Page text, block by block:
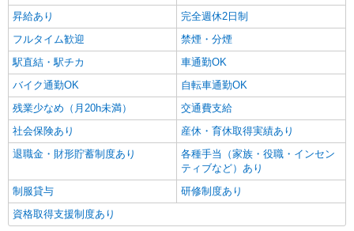
（1回分） 準夜勤手当：3,500円（1回分） 通勤手
当 年末年始手当：380円/時 賞与年2回（6月・12
月） 昇給年1回（4月） 特別報酬：平均34.1万円
（最高額135万円） ※2025年6月支給実績 ※処遇
改善手当は試用期間中(3ヶ月)は支給なし
詳細を見る
昇給あり
完全週休2日制
フルタイム歓迎
禁煙・分煙
駅直結・駅チカ
車通勤OK
バイク通勤OK
自転車通勤OK
残業少なめ（月20h未満）
交通費支給
社会保険あり
産休・育休取得実績あり
退職金・財形貯蓄制度あり
各種手当（家族・役職・インセン
ティブなど）あり
制服貸与
研修制度あり
資格取得支援制度あり